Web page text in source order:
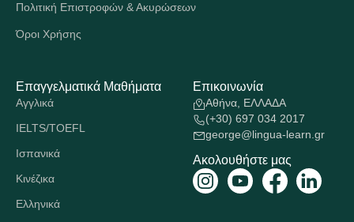
Πολιτική Επιστροφών & Ακυρώσεων
Όροι Χρήσης
Επαγγελματικά Μαθήματα
Αγγλικά
IELTS/TOEFL
Ισπανικά
Κινέζικα
Ελληνικά
Επικοινωνία
Αθήνα, ΕΛΛΑΔΑ
(+30) 697 034 2017
george@lingua-learn.gr
Ακολουθήστε μας